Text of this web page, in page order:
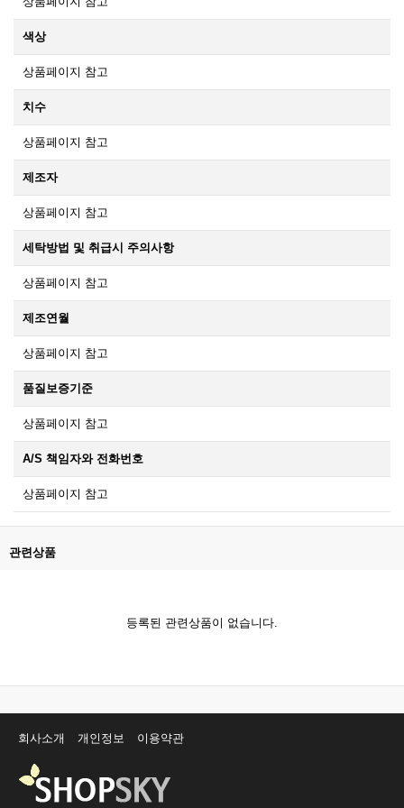
색상
상품페이지 참고
치수
상품페이지 참고
제조자
상품페이지 참고
세탁방법 및 취급시 주의사항
상품페이지 참고
제조연월
상품페이지 참고
품질보증기준
상품페이지 참고
A/S 책임자와 전화번호
상품페이지 참고
관련상품
등록된 관련상품이 없습니다.
회사소개 개인정보 이용약관